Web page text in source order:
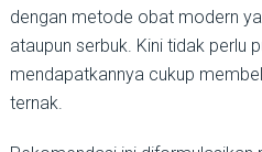
dengan metode obat modern
ataupun serbuk. Kini tidak perlu
mendapatkannya cukup
ternak.